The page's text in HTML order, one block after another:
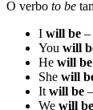
O verbo to be
I will be –
You will
He will be
She will
It will be
We will be